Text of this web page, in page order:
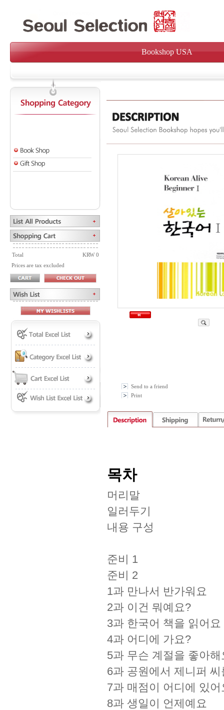
Bookshop USA
Total
KRW 0
Prices are tax excluded
Send to a friend
Print
목차
머리말
일러두기
내용 구성
준비 1
준비 2
1과 만나서 반가워요
2과 이건 뭐예요?
3과 한국어 책을 읽어요
4과 어디에 가요?
5과 무슨 계절을 좋아해
6과 공원에서 제니퍼
7과 매점이 어디에 있어
8과 생일이 언제예요